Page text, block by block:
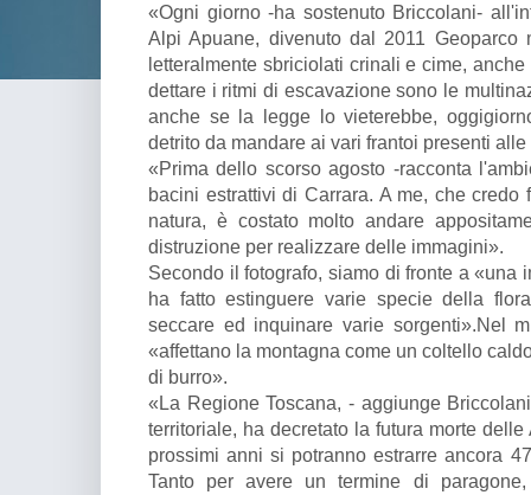
«Ogni giorno -ha sostenuto Briccolani-
Alpi Apuane, divenuto dal 2011 Geoparco
letteralmente sbriciolati crinali e cime,
dettare i ritmi di escavazione sono le
anche se la legge lo vieterebbe,
detrito da mandare ai vari frantoi presenti
«Prima dello scorso agosto -racconta
bacini estrattivi di Carrara. A me, che
natura, è costato molto andare
distruzione per realizzare delle immagini».
Secondo il fotografo, siamo di fronte a «una
ha fatto estinguere varie specie della
seccare ed inquinare varie sorgenti».Nel
«affettano la montagna come un coltello
di burro».
«La Regione Toscana, - aggiunge
territoriale, ha decretato la futura morte
prossimi anni si potranno estrarre ancora
Tanto per avere un termine di